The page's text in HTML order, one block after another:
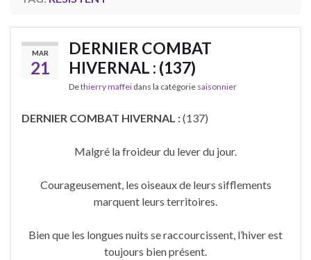
MAR
21
DERNIER COMBAT
HIVERNAL : (137)
Dethierry maffei dans la catégorie saisonnier
DERNIER COMBAT HIVERNAL :(137)
Malgré la froideur du lever du jour.
Courageusement, les oiseaux de leurs sifflements
marquent leurs territoires.
Bien que les longues nuits se raccourcissent, l’hiver est
toujours bien présent.